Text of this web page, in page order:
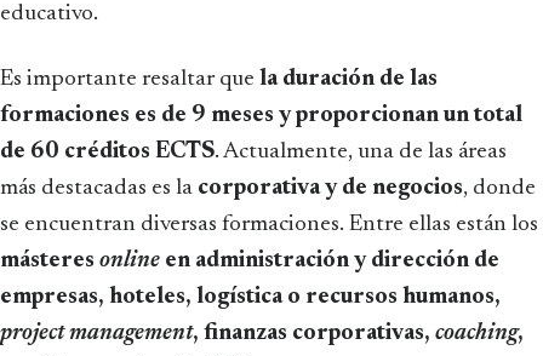
educativo.
Es importante resaltar que la duración de las
formaciones es de 9 meses y proporcionan un total
de 60 créditos ECTS. Actualmente, una de las áreas
más destacadas es la corporativa y de negocios, donde
se encuentran diversas formaciones. Entre ellas están los
másteres online en administración y dirección de
empresas, hoteles, logística o recursos humanos,
project management, finanzas corporativas, coaching,